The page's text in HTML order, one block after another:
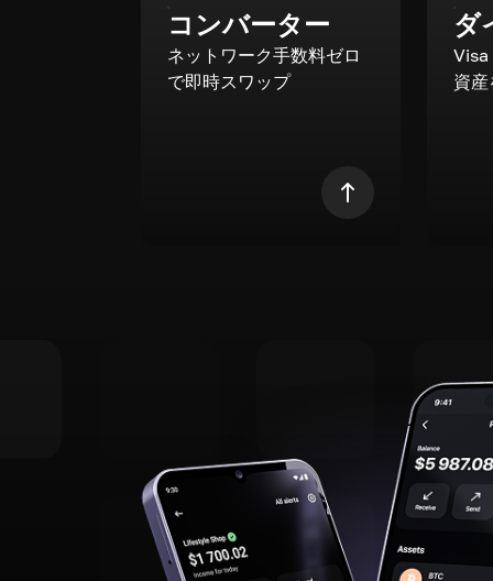
コンバーター
ネットワーク手数料ゼロ
で即時スワップ
ダ
資